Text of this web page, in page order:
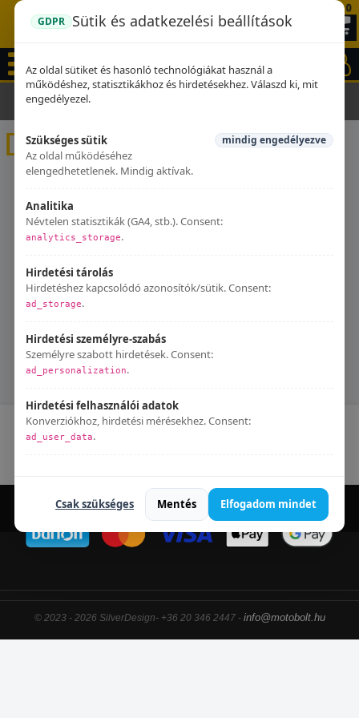
GDPR Sütik és adatkezelési beállítások
Az oldal sütiket és hasonló technológiákat használ a
működéshez, statisztikákhoz és hirdetésekhez. Válaszd ki, mit
engedélyezel.
Szükséges sütik
Az oldal működéséhez
elengedhetetlenek. Mindig aktívak.
mindig engedélyezve
Analitika
Névtelen statisztikák (GA4, stb.). Consent:
analytics_storage.
Hirdetési tárolás
Hirdetéshez kapcsolódó azonosítók/sütik. Consent:
ad_storage.
Hirdetési személyre-szabás
Személyre szabott hirdetések. Consent:
ad_personalization.
Hirdetési felhasználói adatok
Konverziókhoz, hirdetési mérésekhez. Consent:
ad_user_data.
Csak szükséges Mentés Elfogadom mindet
0
Kezdőlap Kipufogók
DB KILLERS
Kapcsolat Blog Elállás a szerződéstől
© 2023 - 2026 SilverDesign- +36 20 346 2447 - info@motobolt.hu